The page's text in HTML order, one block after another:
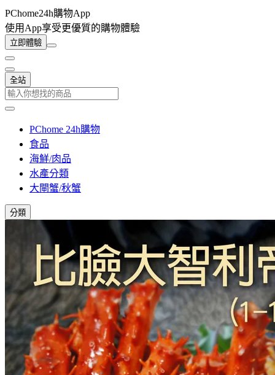
PChome24h購物App
使用App享受更優質的購物體驗
立即體驗
全站
PChome 24h購物
食品
海鮮/肉品
水產分類
大閘蟹/秋蟹
分類